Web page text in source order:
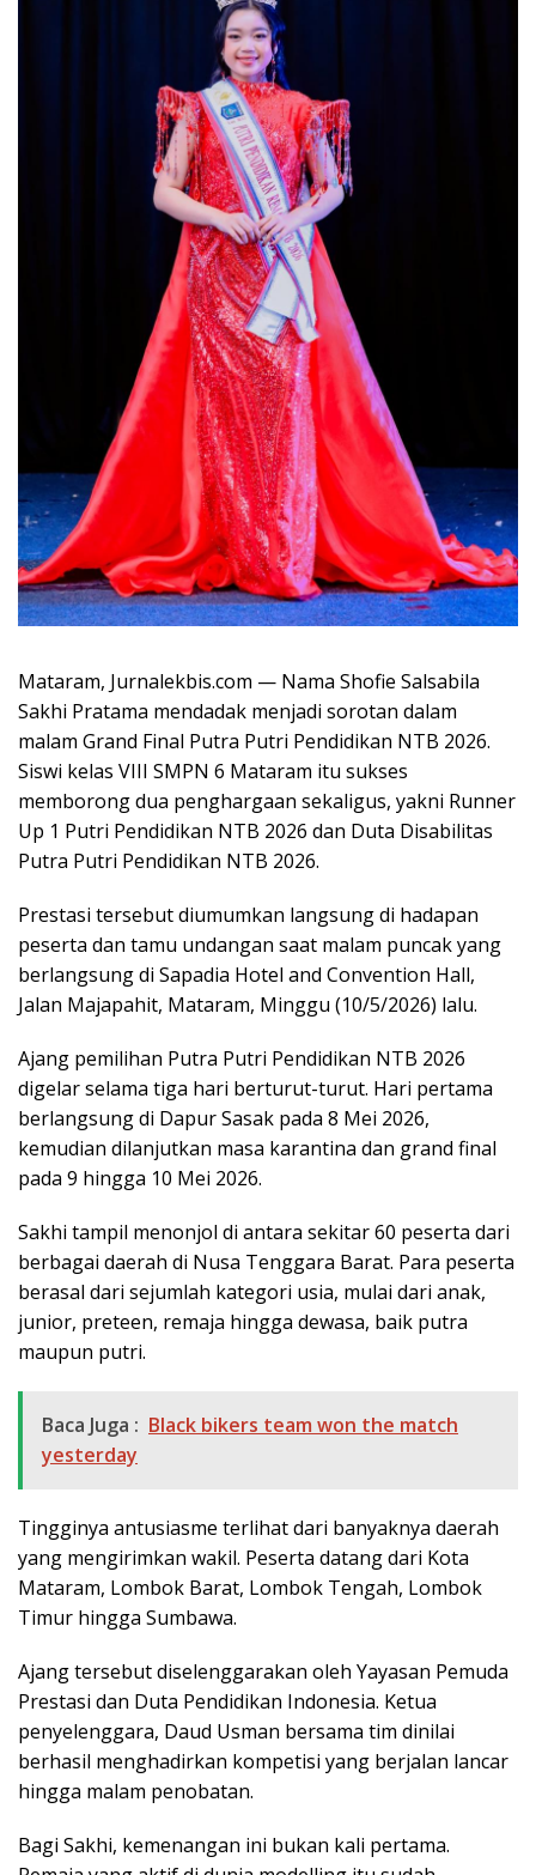
Mataram, Jurnalekbis.com — Nama Shofie Salsabila
Sakhi Pratama mendadak menjadi sorotan dalam
malam Grand Final Putra Putri Pendidikan NTB 2026.
Siswi kelas VIII SMPN 6 Mataram itu sukses
memborong dua penghargaan sekaligus, yakni Runner
Up 1 Putri Pendidikan NTB 2026 dan Duta Disabilitas
Putra Putri Pendidikan NTB 2026.
Prestasi tersebut diumumkan langsung di hadapan
peserta dan tamu undangan saat malam puncak yang
berlangsung di Sapadia Hotel and Convention Hall,
Jalan Majapahit, Mataram, Minggu (10/5/2026) lalu.
Ajang pemilihan Putra Putri Pendidikan NTB 2026
digelar selama tiga hari berturut-turut. Hari pertama
berlangsung di Dapur Sasak pada 8 Mei 2026,
kemudian dilanjutkan masa karantina dan grand final
pada 9 hingga 10 Mei 2026.
Sakhi tampil menonjol di antara sekitar 60 peserta dari
berbagai daerah di Nusa Tenggara Barat. Para peserta
berasal dari sejumlah kategori usia, mulai dari anak,
junior, preteen, remaja hingga dewasa, baik putra
maupun putri.
Baca Juga : Black bikers team won the match
yesterday
Tingginya antusiasme terlihat dari banyaknya daerah
yang mengirimkan wakil. Peserta datang dari Kota
Mataram, Lombok Barat, Lombok Tengah, Lombok
Timur hingga Sumbawa.
Ajang tersebut diselenggarakan oleh Yayasan Pemuda
Prestasi dan Duta Pendidikan Indonesia. Ketua
penyelenggara, Daud Usman bersama tim dinilai
berhasil menghadirkan kompetisi yang berjalan lancar
hingga malam penobatan.
Bagi Sakhi, kemenangan ini bukan kali pertama.